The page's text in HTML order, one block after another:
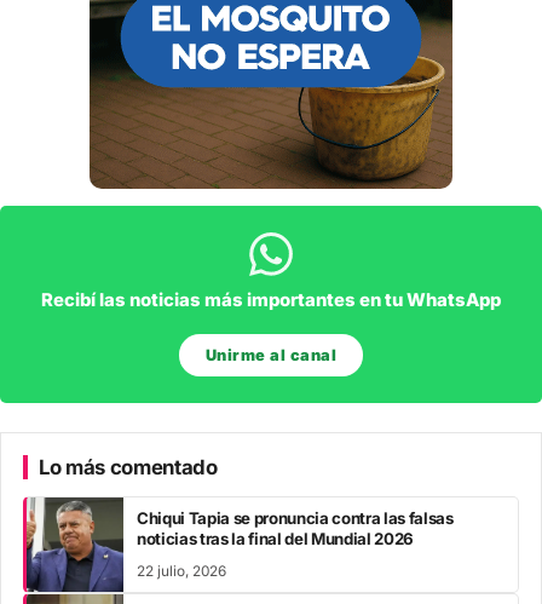
Recibí las noticias más importantes en tu WhatsApp
Unirme al canal
Lo más comentado
Chiqui Tapia se pronuncia contra las falsas
noticias tras la final del Mundial 2026
22 julio, 2026